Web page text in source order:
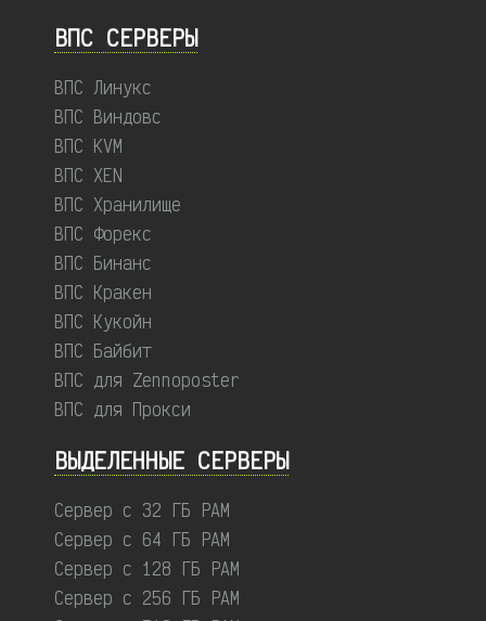
ВПС СЕРВЕРЫ
ВПС Линукс
ВПС Виндовс
ВПС KVM
ВПС XEN
ВПС Хранилище
ВПС Форекс
ВПС Бинанс
ВПС Кракен
ВПС Кукойн
ВПС Байбит
ВПС для Zennoposter
ВПС для Прокси
ВЫДЕЛЕННЫЕ CЕРВЕРЫ
Сервер с 32 ГБ РАМ
Сервер с 64 ГБ РАМ
Сервер с 128 ГБ РАМ
Сервер с 256 ГБ РАМ